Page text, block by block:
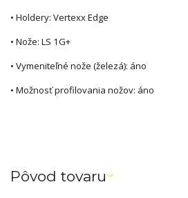
• Holdery: Vertexx Edge
• Nože: LS 1G+
• Vymeniteľné nože (železá): áno
• Možnosť profilovania nožov: áno
Pôvod tovaru